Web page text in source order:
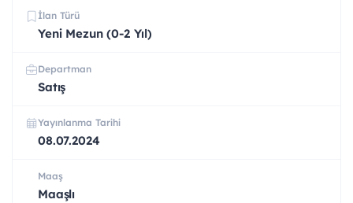
İlan Türü
Yeni Mezun (0-2 Yıl)
Departman
Satış
Yayınlanma Tarihi
08.07.2024
Maaş
Maaşlı